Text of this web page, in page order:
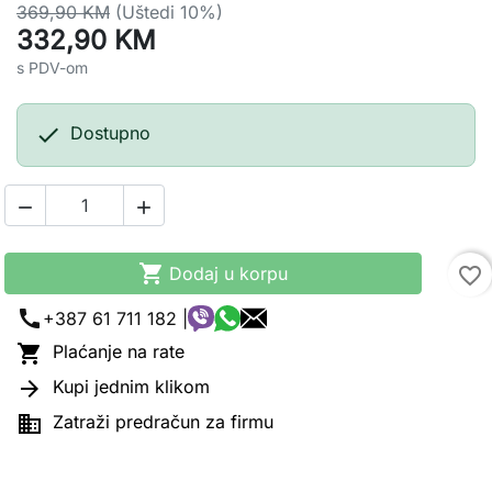
369,90 KM (Uštedi 10%)
332,90 KM
s PDV-om
 Dostupno
 
 Dodaj u korpu
favorite_border
call +387 61 711 182 |
 Plaćanje na rate
 Kupi jednim klikom
 Zatraži predračun za firmu